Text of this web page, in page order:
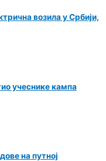
возила у Србији,
учеснике кампа
на путној